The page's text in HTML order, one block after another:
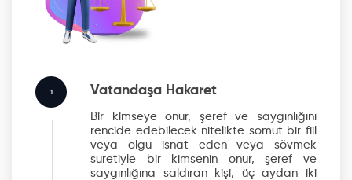
1 Vatandaşa Hakaret
Bir kimseye onur, şeref ve saygınlığını
rencide edebilecek nitelikte somut bir fiil
veya olgu isnat eden veya sövmek
suretiyle bir kimsenin onur, şeref ve
saygınlığına saldıran kişi, üç aydan iki